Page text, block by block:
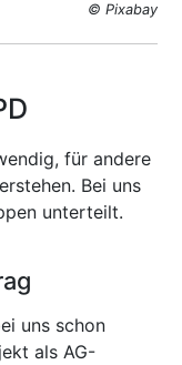
© Pixabay
für andere
Bei uns
unterteilt.
uns schon
als AG-